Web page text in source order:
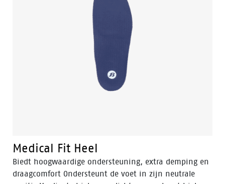
Medical Fit Heel
Biedt hoogwaardige ondersteuning, extra demping en
draagcomfort Ondersteunt de voet in zijn neutrale